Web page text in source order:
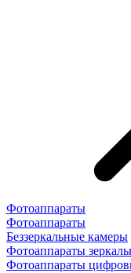
Фотоаппараты
Фотоаппараты
Беззеркальные камеры
Фотоаппараты
Фотоаппараты